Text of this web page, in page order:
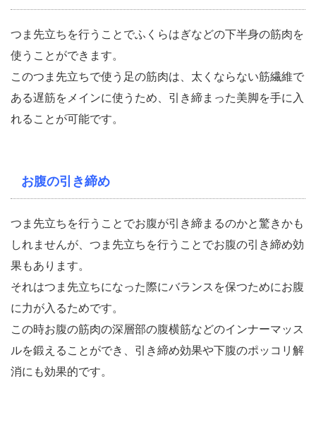
つま先立ちを行うことでふくらはぎなどの下半身の筋肉を
使うことができます。
このつま先立ちで使う足の筋肉は、太くならない筋繊維で
ある遅筋をメインに使うため、引き締まった美脚を手に入
れることが可能です。
お腹の引き締め
つま先立ちを行うことでお腹が引き締まるのかと驚きかも
しれませんが、つま先立ちを行うことでお腹の引き締め効
果もあります。
それはつま先立ちになった際にバランスを保つためにお腹
に力が入るためです。
この時お腹の筋肉の深層部の腹横筋などのインナーマッス
ルを鍛えることができ、引き締め効果や下腹のポッコリ解
消にも効果的です。